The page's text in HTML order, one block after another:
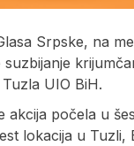
Srpske, na
UIO BiH.
akcija počela u
lokacija u Tuzli,